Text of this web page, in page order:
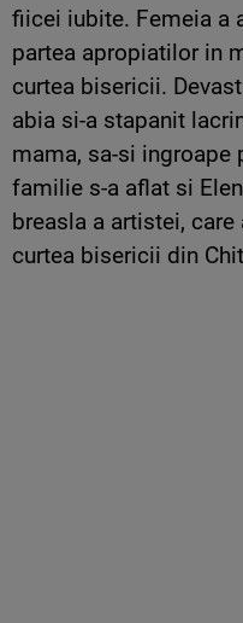
fiicei iubite. Femeia a
partea apropiatilor in
curtea bisericii.
abia si-a stapanit
mama, sa-si
familie s-a aflat si
breasla a artistei,
curtea bisericii din